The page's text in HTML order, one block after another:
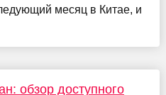
месяц в Китае, и
обзор доступного